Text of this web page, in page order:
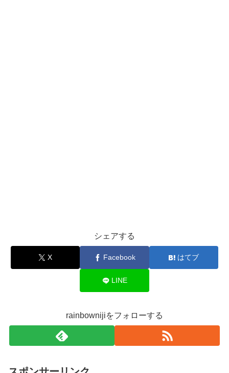
シェアする
X Facebook はてブ
LINE
rainbownijiをフォローする